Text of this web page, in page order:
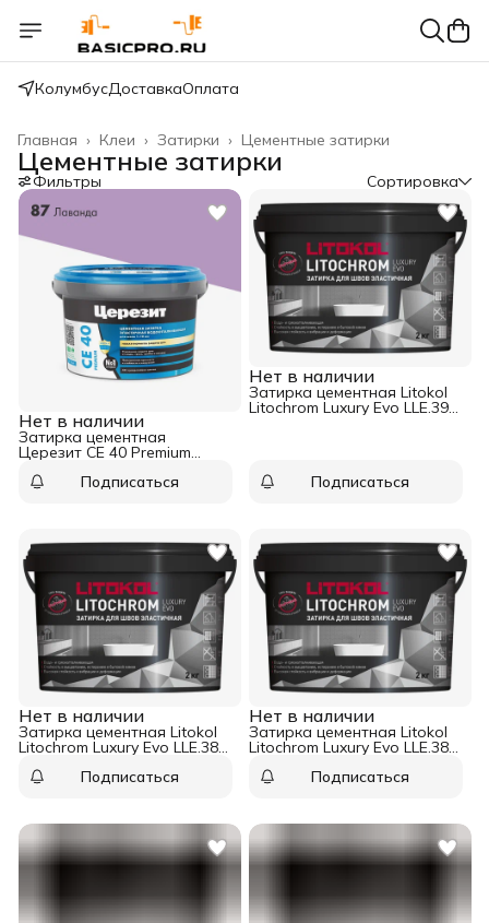
КолумбусДоставкаОплата
Цементные затирки
Затирки ›
Клеи ›
Главная ›
Цементные затирки
Фильтры Сортировка
Нет в наличии
Затирка цементная
Церезит CE 40 Premium
кг Подписаться
Нет в наличии
Затирка цементная Litokol
Litochrom Luxury Evo LLE.390
Подписаться
Нет в наличии
Затирка цементная Litokol
Litochrom Luxury Evo LLE.385
Подписаться
Нет в наличии
Затирка цементная Litokol
Litochrom Luxury Evo LLE.380
Подписаться